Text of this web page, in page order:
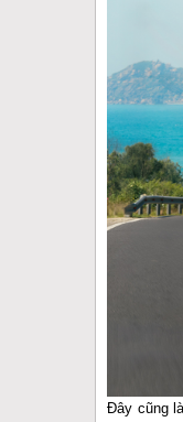
Đây cũng